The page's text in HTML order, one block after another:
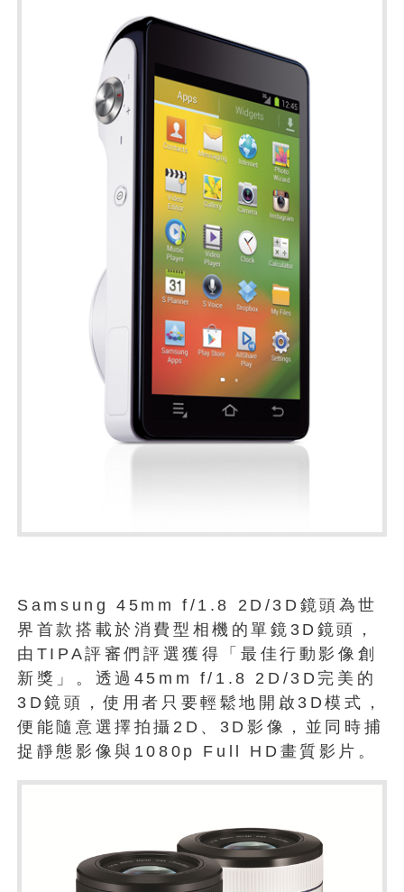
Samsung 45mm f/1.8 2D/3D鏡頭為世
界首款搭載於消費型相機的單鏡3D鏡頭，
由TIPA評審們評選獲得「最佳行動影像創
新獎」。透過45mm f/1.8 2D/3D完美的
3D鏡頭，使用者只要輕鬆地開啟3D模式，
便能隨意選擇拍攝2D、3D影像，並同時捕
捉靜態影像與1080p Full HD畫質影片。